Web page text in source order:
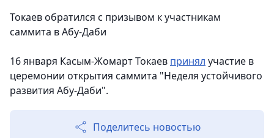
Токаев обратился с призывом к участникам
саммита в Абу-Даби
16 января Касым-Жомарт Токаев принял участие в
церемонии открытия саммита "Неделя устойчивого
развития Абу-Даби".
Поделитесь новостью